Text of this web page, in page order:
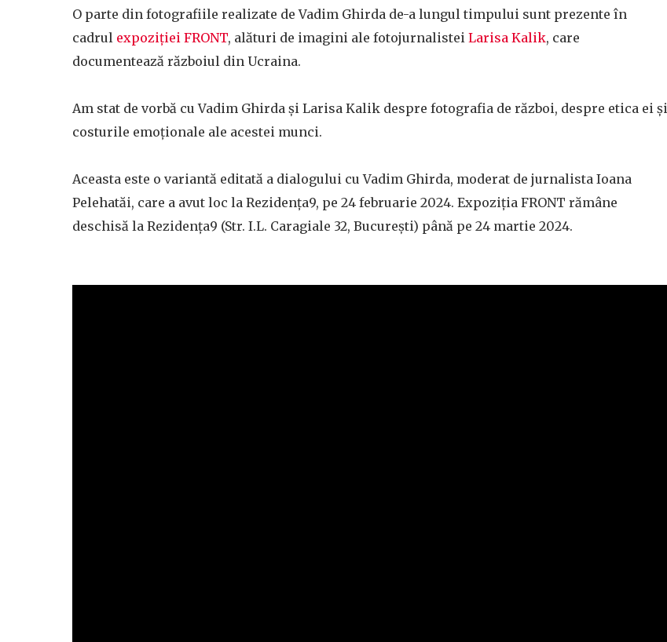
O parte din fotografiile realizate de Vadim Ghirda de-a lungul timpului sunt prezente în
cadrul expoziției FRONT, alături de imagini ale fotojurnalistei Larisa Kalik, care
documentează războiul din Ucraina.
Am stat de vorbă cu Vadim Ghirda și Larisa Kalik despre fotografia de război, despre etica ei și
costurile emoționale ale acestei munci.
Aceasta este o variantă editată a dialogului cu Vadim Ghirda, moderat de jurnalista Ioana
Pelehatăi, care a avut loc la Rezidența9, pe 24 februarie 2024. Expoziția FRONT rămâne
deschisă la Rezidența9 (Str. I.L. Caragiale 32, București) până pe 24 martie 2024.